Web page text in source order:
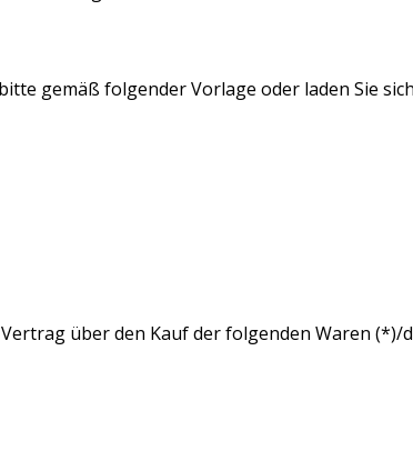
gemäß folgender Vorlage oder laden Sie
über den Kauf der folgenden Waren (*)/